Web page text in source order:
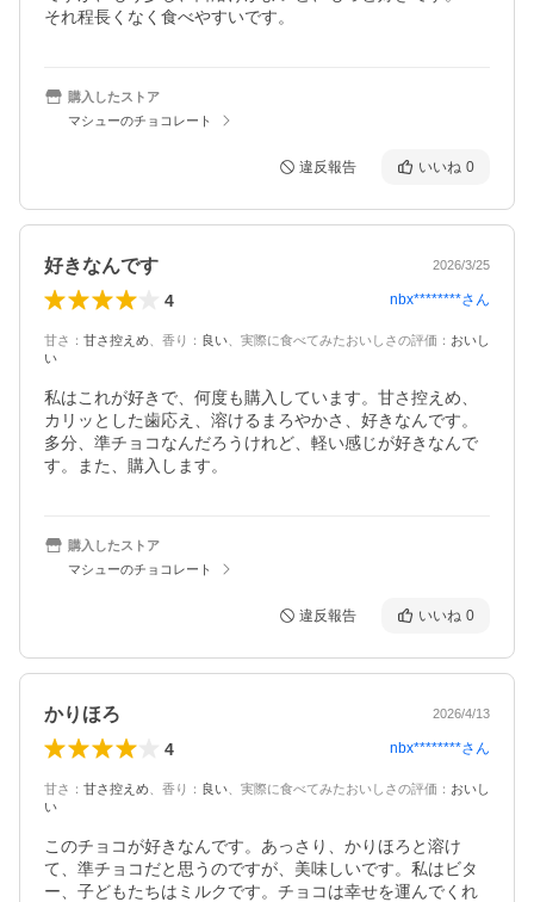
それ程長くなく食べやすいです。
購入したストア
マシューのチョコレート
違反報告 いいね 0
好きなんです 2026/3/25
4 nbx********さん
甘さ ： 甘さ控えめ 香り ： 良い 実際に食べてみたおいしさの評価 ： おいし
い
私はこれが好きで、何度も購入しています。甘さ控えめ、
カリッとした歯応え、溶けるまろやかさ、好きなんです。
多分、準チョコなんだろうけれど、軽い感じが好きなんで
す。また、購入します。
購入したストア
マシューのチョコレート
違反報告 いいね 0
かりほろ 2026/4/13
4 nbx********さん
甘さ ： 甘さ控えめ 香り ： 良い 実際に食べてみたおいしさの評価 ： おいし
い
このチョコが好きなんです。あっさり、かりほろと溶け
て、準チョコだと思うのですが、美味しいです。私はビタ
ー、子どもたちはミルクです。チョコは幸せを運んでくれ